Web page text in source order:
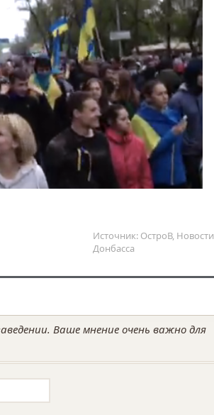
Источник: ОстроВ, Новости
Донбасса
Ваше мнение очень важно для